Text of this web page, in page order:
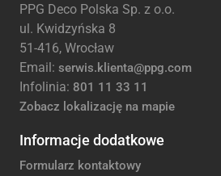
PPG Deco Polska Sp. z o.o.
ul. Kwidzyńska 8
51-416, Wrocław
Email: serwis.klienta@ppg.com
Infolinia: 801 11 33 11
Zobacz lokalizację na mapie
Informacje dodatkowe
Formularz kontaktowy